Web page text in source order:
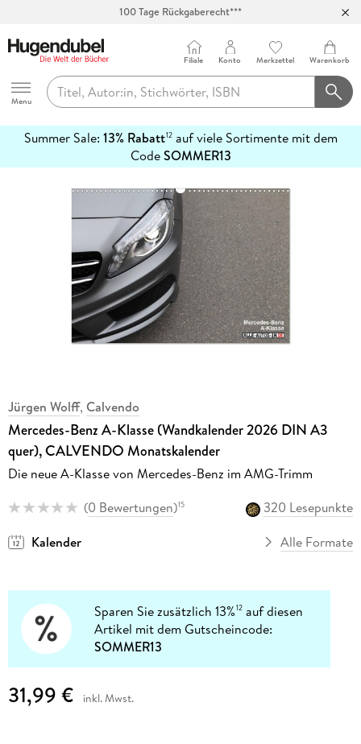
100 Tage Rückgaberecht***
Hugendubel
Menu
Filiale Konto Merkzettel Warenkorb
Summer Sale: 13% Rabatt12auf viele Sortimente mit dem
CodeSOMMER13
erfahren
Jürgen Wolff, Calvendo
Mercedes-Benz A-Klasse (Wandkalender 2026 DIN A3
quer), CALVENDO Monatskalender
Die neue A-Klasse von Mercedes-Benz im AMG-Trimm
(0 Bewertungen)15
320 Lesepunkte
Kalender
Alle Formate
Sparen Sie zusätzlich 13%12 auf diesen
Artikel mit dem Gutscheincode:
SOMMER13
31,99 € inkl. Mwst.